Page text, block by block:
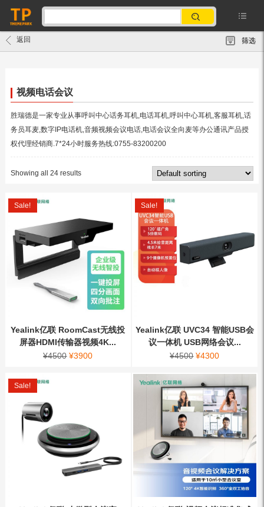
返回 筛选
视频电话会议
胜瑞德是一家专业从事呼叫中心话务耳机,电话耳机,呼叫中心耳机,客服耳机,话
务员耳麦,数字IP电话机,音频视频会议电话,电话会议全向麦等办公通讯产品授
权代理经销商.7*24小时服务热线:0755-83200200
Showing all 24 results
Sale!
Yealink亿联 RoomCast无线投
屏器HDMI传输器视频4K...
¥4500 ¥3900
Sale!
Yealink亿联 UVC34 智能USB会
议一体机 USB网络会议...
¥4500 ¥4300
Sale!